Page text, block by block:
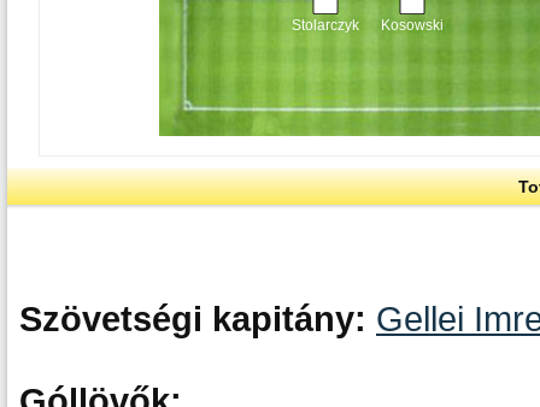
Stolarczyk Kosowski
Szövetségi kapitány: Gellei